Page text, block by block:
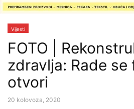
Vijesti
FOTO |
zdravlja: Rade se
otvori
20 kolovoza, 2020